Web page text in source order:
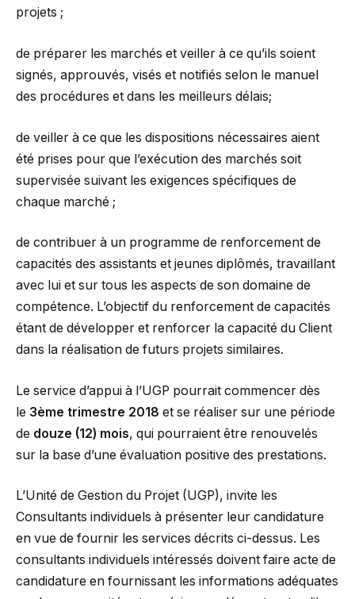
projets ;
de préparer les marchés et veiller à ce qu’ils soient
signés, approuvés, visés et notifiés selon le manuel
des procédures et dans les meilleurs délais;
de veiller à ce que les dispositions nécessaires aient
été prises pour que l’exécution des marchés soit
supervisée suivant les exigences spécifiques de
chaque marché ;
de contribuer à un programme de renforcement de
capacités des assistants et jeunes diplômés, travaillant
avec lui et sur tous les aspects de son domaine de
compétence. L’objectif du renforcement de capacités
étant de développer et renforcer la capacité du Client
dans la réalisation de futurs projets similaires.
Le service d’appui à l’UGP pourrait commencer dès
le 3ème trimestre 2018 et se réaliser sur une période
de douze (12) mois, qui pourraient être renouvelés
sur la base d’une évaluation positive des prestations.
L’Unité de Gestion du Projet (UGP), invite les
Consultants individuels à présenter leur candidature
en vue de fournir les services décrits ci-dessus. Les
consultants individuels intéressés doivent faire acte de
candidature en fournissant les informations adéquates